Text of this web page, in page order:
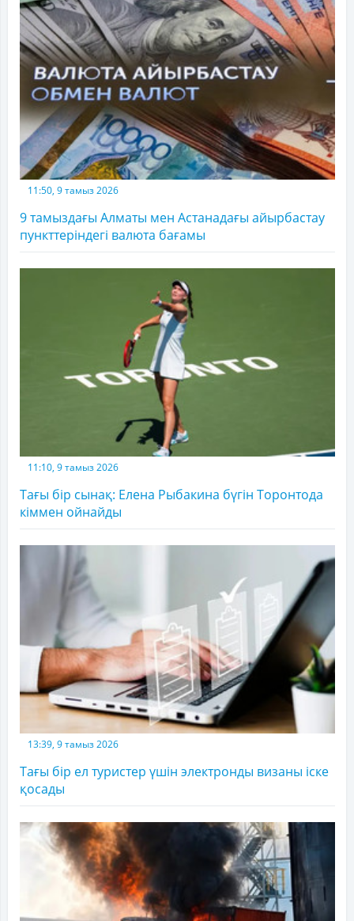
11:50, 9 тамыз 2026
9 тамыздағы Алматы мен Астанадағы айырбастау
пункттеріндегі валюта бағамы
11:10, 9 тамыз 2026
Тағы бір сынақ: Елена Рыбакина бүгін Торонтода
кіммен ойнайды
13:39, 9 тамыз 2026
Тағы бір ел туристер үшін электронды визаны іске
қосады